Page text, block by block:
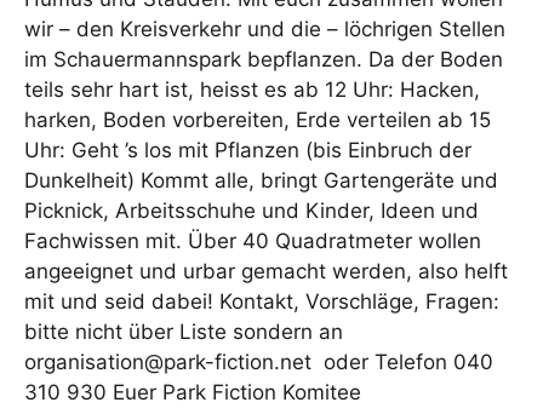
wir – den Kreisverkehr und die – löchrigen Stellen
im Schauermannspark bepflanzen. Da der Boden
teils sehr hart ist, heisst es ab 12 Uhr: Hacken,
harken, Boden vorbereiten, Erde verteilen ab 15
Uhr: Geht ’s los mit Pflanzen (bis Einbruch der
Dunkelheit) Kommt alle, bringt Gartengeräte und
Picknick, Arbeitsschuhe und Kinder, Ideen und
Fachwissen mit. Über 40 Quadratmeter wollen
angeeignet und urbar gemacht werden, also helft
mit und seid dabei! Kontakt, Vorschläge, Fragen:
bitte nicht über Liste sondern an
organisation@park-fiction.net oder Telefon 040
310 930 Euer Park Fiction Komitee